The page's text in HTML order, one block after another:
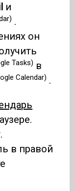
и
.
он
Tasks) в
Calendar) .
в правой